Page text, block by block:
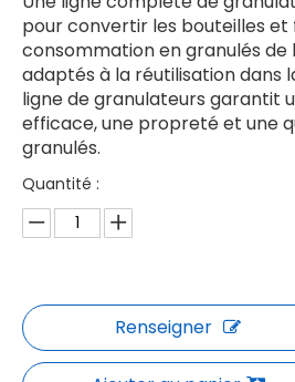
pour convertir les bouteilles et
consommation en granulés de
adaptés à la réutilisation dans
ligne de granulateurs garantit
efficace, une propreté et une
granulés.
Quantité :
Renseigner